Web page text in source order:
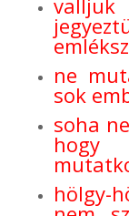
ne
sok
soha
hölgy-